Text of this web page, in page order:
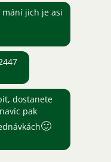
mání jich je asi
dostanete
pak
🙂